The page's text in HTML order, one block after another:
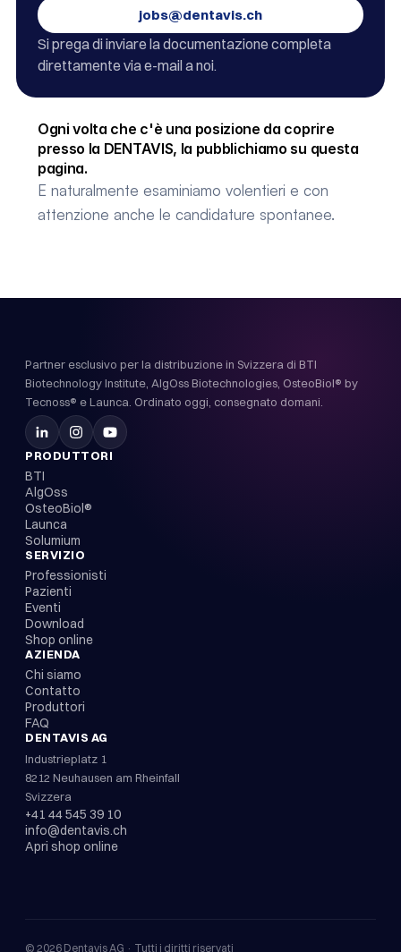
jobs@dentavis.ch
Si prega di inviare la documentazione completa
direttamente via e-mail a noi.
Ogni volta che c'è una posizione da coprire
presso la DENTAVIS, la pubblichiamo su questa
pagina.
E naturalmente esaminiamo volentieri e con
attenzione anche le candidature spontanee.
Partner esclusivo per la distribuzione in Svizzera di BTI
Biotechnology Institute, AlgOss Biotechnologies, OsteoBiol® by
Tecnoss® e Launca. Ordinato oggi, consegnato domani.
PRODUTTORI
BTI
AlgOss
OsteoBiol®
Launca
Solumium
SERVIZIO
Professionisti
Pazienti
Eventi
Download
Shop online
AZIENDA
Chi siamo
Contatto
Produttori
FAQ
DENTAVIS AG
Industrieplatz 1
8212 Neuhausen am Rheinfall
Svizzera
+41 44 545 39 10
info@dentavis.ch
Apri shop online
© 2026 Dentavis AG · Tutti i diritti riservati